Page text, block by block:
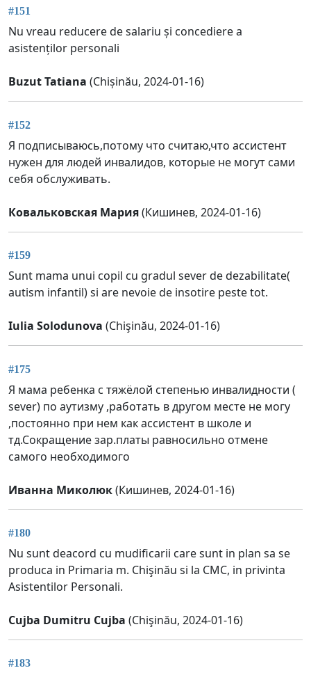
#151
Nu vreau reducere de salariu și concediere a
asistenților personali
Buzut Tatiana (Chișinău, 2024-01-16)
#152
Я подписываюсь,потому что считаю,что ассистент
нужен для людей инвалидов, которые не могут сами
себя обслуживать.
Ковальковская Мария(Кишинев, 2024-01-16)
#159
Sunt mama unui copil cu gradul sever de dezabilitate(
autism infantil) si are nevoie de insotire peste tot.
Iulia Solodunova (Chişinău, 2024-01-16)
#175
Я мама ребенка с тяжёлой степенью инвалидности (
sever) по аутизму ,работать в другом месте не могу
,постоянно при нем как ассистент в школе и
тд.Сокращение зар.платы равносильно отмене
самого необходимого
Иванна Миколюк(Кишинев, 2024-01-16)
#180
Nu sunt deacord cu mudificarii care sunt in plan sa se
produca in Primaria m. Chişinău si la CMC, in privinta
Asistentilor Personali.
Cujba Dumitru Cujba (Chişinău, 2024-01-16)
#183